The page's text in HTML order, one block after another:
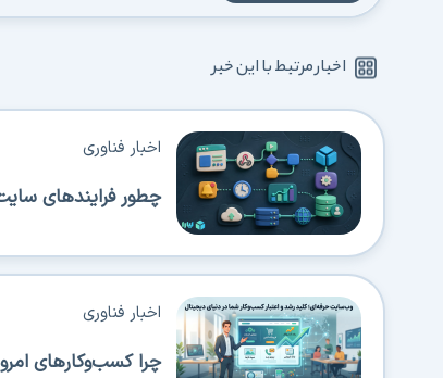
اخبار مرتبط با این خبر
چطور فرایندهای
اخبار فناوری
چرا کسب‌وکارهای
اخبار فناوری